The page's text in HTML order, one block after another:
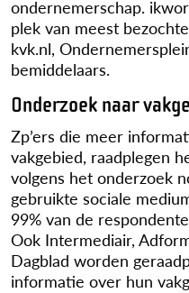
ondernemerschap.
plek van meest
kvk.nl,
bemiddelaars.
Onderzoek naar
Zp’ers die meer
vakgebied, raadplegen
volgens het onderzoek
gebruikte sociale
99% van de
Ook Intermediair,
Dagblad worden
informatie over hun